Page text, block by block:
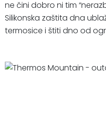
ne čini dobro ni tim
Silikonska zaštita dna
termosice i štiti dno od